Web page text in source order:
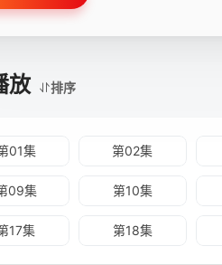
放 排序
01集 第02集
09集 第10集
17集 第18集